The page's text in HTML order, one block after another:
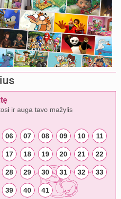
ir auga tavo mažylis
06 07 08 09 10 11
17 18 19 20 21 22
28 29 30 31 32 33
39 40 41